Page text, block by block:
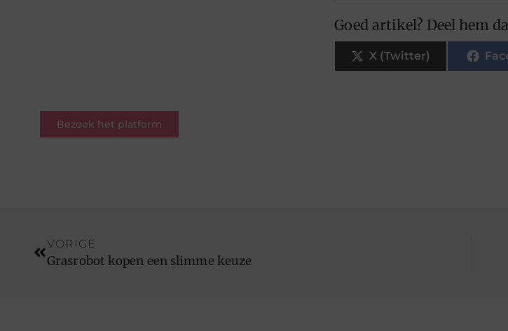
Bezoek het platform
Goed artikel? Deel hem
X (Twitter)
VORIGE
Grasrobot kopen een slimme keuze